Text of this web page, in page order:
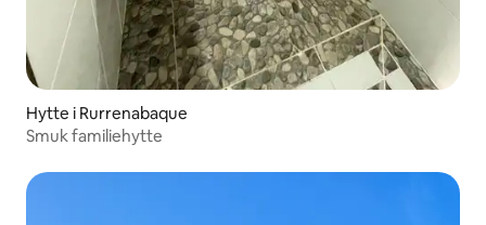
Hytte i Rurrenabaque
Smuk familiehytte